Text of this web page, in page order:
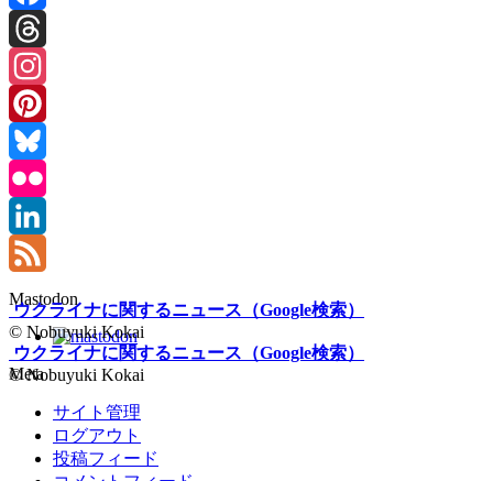
Facebook
Threads
Instagram
Pinterest
Bluesky
Flickr
LinkedIn
Feed
Mastodon
Meta
サイト管理
ログアウト
投稿フィード
ウクライナに関するニュース（Google検索）
© Nobuyuki Kokai
ウクライナに関するニュース（Google検索）
© Nobuyuki Kokai